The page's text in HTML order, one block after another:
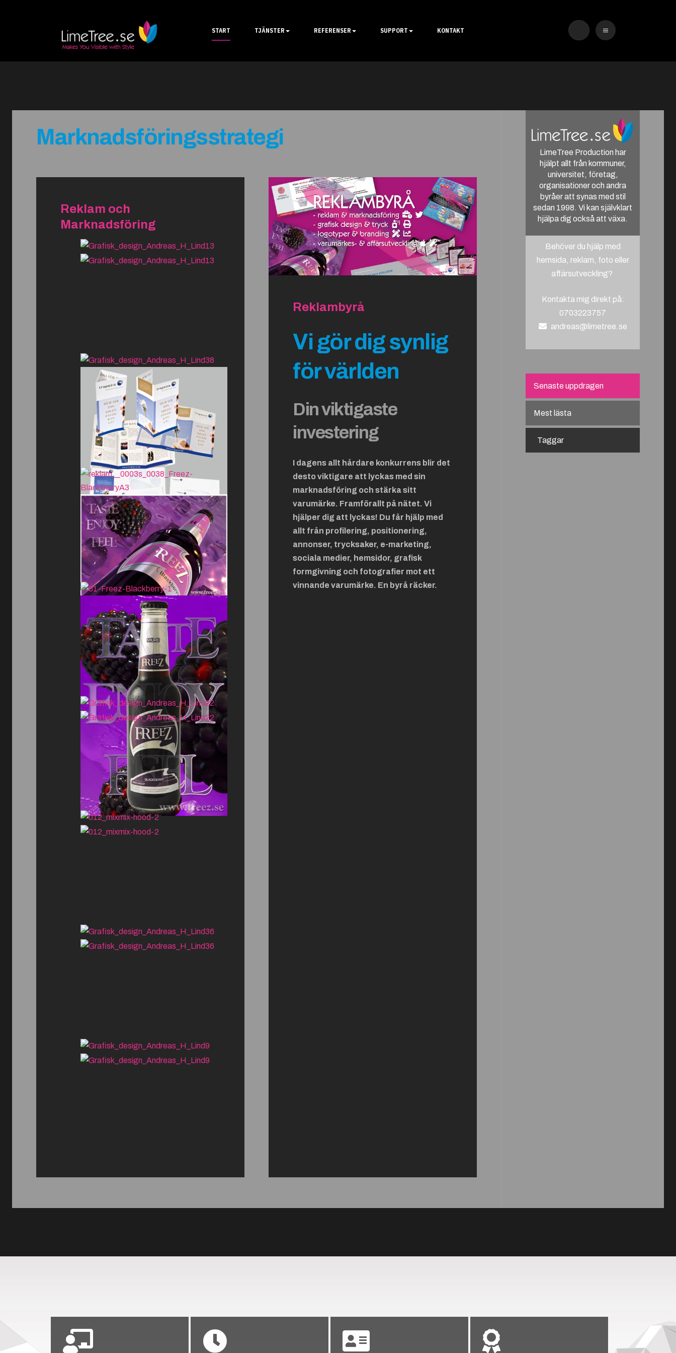
START TJÄNSTER REFERENSER SUPPORT KONTAKT
Marknadsföringsstrategi
Reklam och
Marknadsföring
Reklambyrå
Vi gör dig synlig
för världen
Din viktigaste
investering
I dagens allt hårdare konkurrens blir det
desto viktigare att lyckas med sin
marknadsföring och stärka sitt
varumärke. Framförallt på nätet. Vi
hjälper dig att lyckas! Du får hjälp med
allt från profilering, positionering,
annonser, trycksaker, e-marketing,
sociala medier, hemsidor, grafisk
formgivning och fotografier mot ett
vinnande varumärke. En byrå räcker.
LimeTree Production har
hjälpt allt från kommuner,
universitet, företag,
organisationer och andra
byråer att synas med stil
sedan 1998. Vi kan självklart
hjälpa dig också att växa.
Behöver du hjälp med
hemsida, reklam, foto eller
affärsutveckling?
Kontakta mig direkt på:
0703223757
andreas@limetree.se
Senaste uppdragen
Mest lästa
Taggar